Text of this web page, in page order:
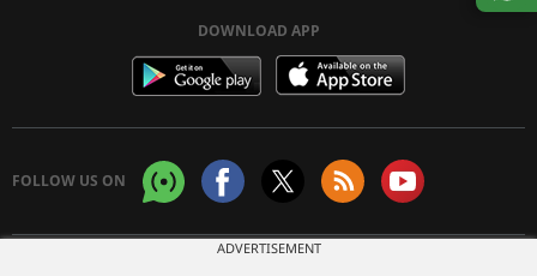
DOWNLOAD APP
FOLLOW US ON
ADVERTISEMENT